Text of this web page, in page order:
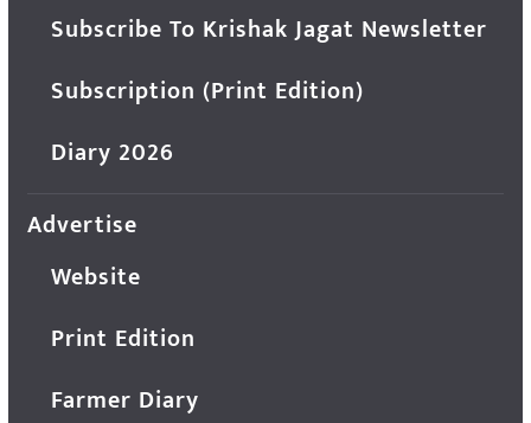
Subscribe To Krishak Jagat Newsletter
Subscription (Print Edition)
Diary 2026
Advertise
Website
Print Edition
Farmer Diary